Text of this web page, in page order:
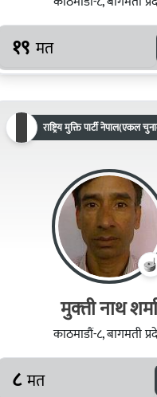
१९ मत
राष्ट्रिय मुक्ति पार्टी नेपाल(एकल
मुक्‍ती नाथ शर्मा
काठमाडौं-८, बागमती
८ मत